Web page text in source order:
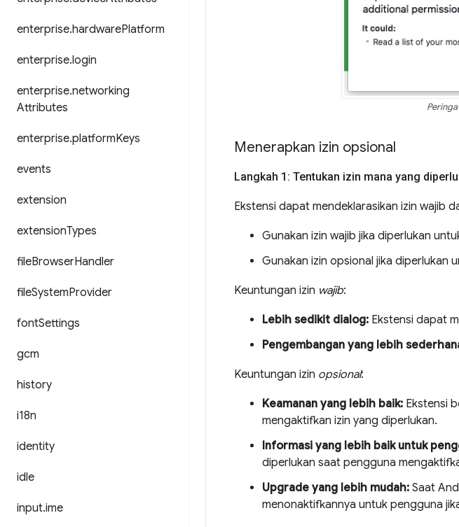
enterprise.hardwarePlatform
enterprise.login
enterprise.networking
Attributes
enterprise.platformKeys
events
extension
extensionTypes
fileBrowserHandler
fileSystemProvider
fontSettings
gcm
history
i18n
identity
idle
input.ime
Menerapkan izin opsional
Langkah 1: Tentukan izin mana yang
Ekstensi dapat mendeklarasikan izin wajib
Gunakan izin wajib jika diperlukan
Gunakan izin opsional jika diperlukan
Keuntungan izin wajib:
Lebih sedikit dialog: Ekstensi dapat
Pengembangan yang lebih
Keuntungan izin opsional:
Keamanan yang lebih baik: Ekstensi
mengaktifkan izin yang diperlukan.
Informasi yang lebih baik untuk
diperlukan saat pengguna
Upgrade yang lebih mudah: Saat
menonaktifkannya untuk pengguna